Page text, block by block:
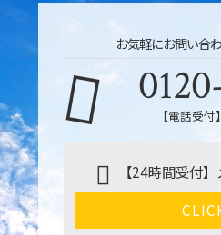
お気軽にお問い合
【電話受
【24時間受付